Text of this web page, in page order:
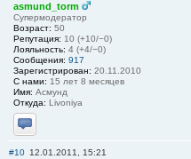
asmund_torm
Супермодератор
Возраст: 50
Репутация: 10 (+10/−0)
Лояльность: 4 (+4/−0)
Сообщения: 917
Зарегистрирован: 20.11.2010
С нами: 15 лет 8 месяцев
Имя: Асмунд
Откуда: Livoniya
Отправить личное
#10 12.01.2011, 15:21